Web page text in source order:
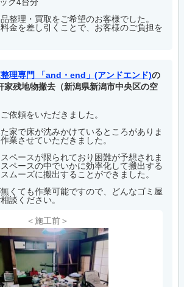
整理・買取をご希望のお客様でした。
金を差し引くことで、お客様のご負担を
理専門 「and・end」(アンドエンド)の
残地物撤去（新潟県新潟市中央区の空
依頼をいただきました。
家で床が沈みかけているところがありま
業させていただきました。
ペースが限られており困難が予想されま
ペースの中でいかに効率化して搬出する
ムーズに搬出することができました。
くても作業可能ですので、どんなゴミ屋
談ください。
＜施工前＞